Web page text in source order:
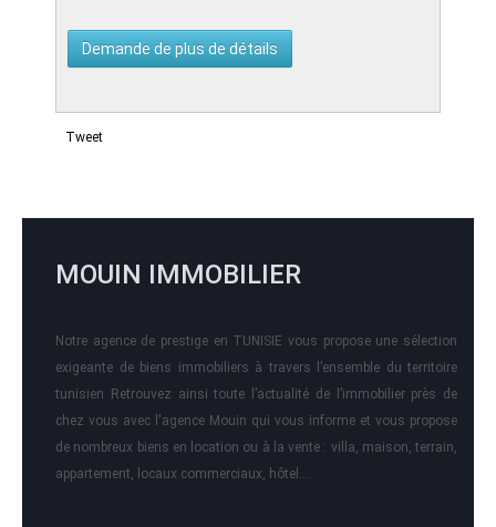
Tweet
MOUIN IMMOBILIER
Notre agence de prestige en TUNISIE vous propose une sélection
exigeante de biens immobiliers à travers l’ensemble du territoire
tunisien Retrouvez ainsi toute l’actualité de l’immobilier près de
chez vous avec l'agence Mouin qui vous informe et vous propose
de nombreux biens en location ou à la vente : villa, maison, terrain,
appartement, locaux commerciaux, hôtel….